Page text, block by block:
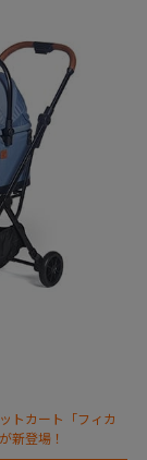
トカート「フィカ
新登場！